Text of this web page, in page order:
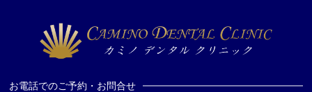
お電話でのご予約・お問合せ